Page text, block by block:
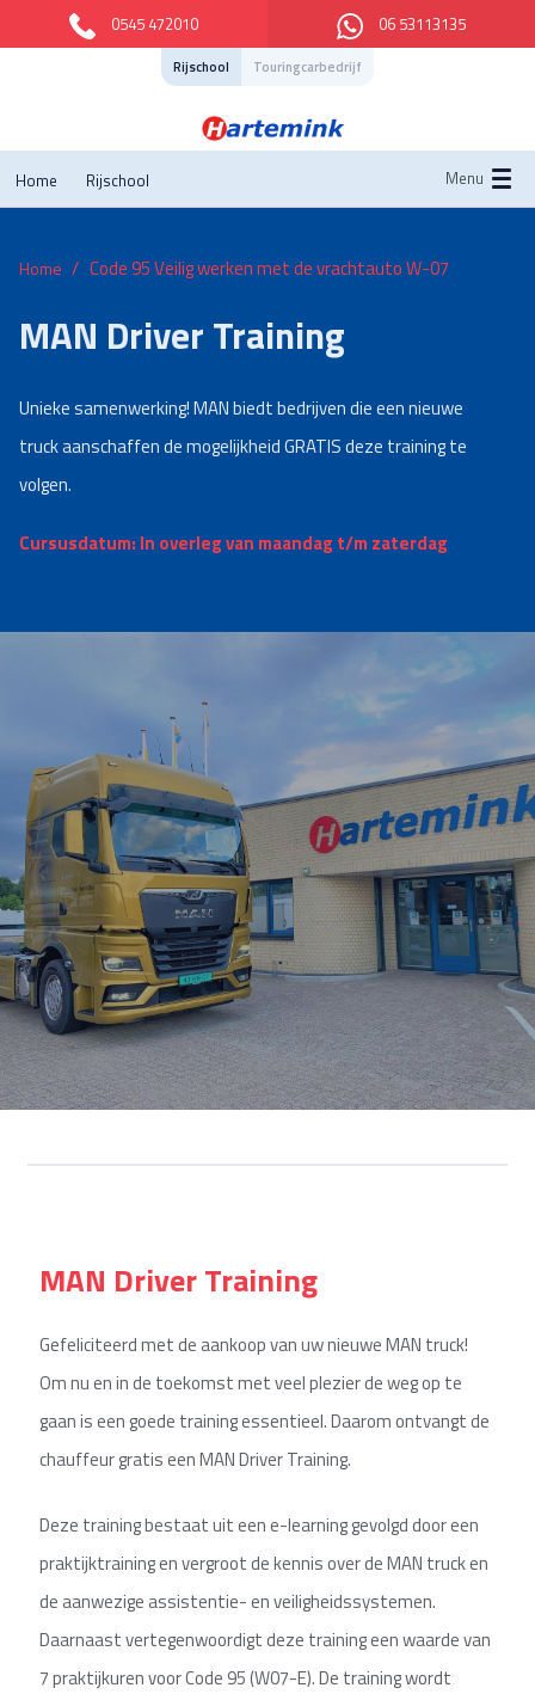
0545 472010 06 53113135
Rijschool Touringcarbedrijf
Home Rijschool Menu
Home Code 95 Veilig werken met de vrachtauto W-07
MAN Driver Training
Unieke samenwerking! MAN biedt bedrijven die een nieuwe
truck aanschaffen de mogelijkheid GRATIS deze training te
volgen.
Cursusdatum: In overleg van maandag t/m zaterdag
MAN Driver Training
Gefeliciteerd met de aankoop van uw nieuwe MAN truck!
Om nu en in de toekomst met veel plezier de weg op te
gaan is een goede training essentieel. Daarom ontvangt de
chauffeur gratis een MAN Driver Training.
Deze training bestaat uit een e-learning gevolgd door een
praktijktraining en vergroot de kennis over de MAN truck en
de aanwezige assistentie- en veiligheidssystemen.
Daarnaast vertegenwoordigt deze training een waarde van
7 praktijkuren voor Code 95 (W07-E). De training wordt